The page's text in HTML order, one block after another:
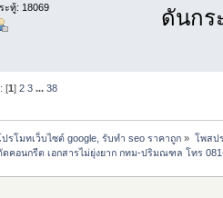
ะทู้: 18069 ดันก
[1]2 3 ...38
รโมทเว็บไซต์ google, รับทำ seo ราคาถูก » โพสป
ดคอนกรีต เอกสารไม่ยุ่งยาก กทม-ปริมณฑล โทร